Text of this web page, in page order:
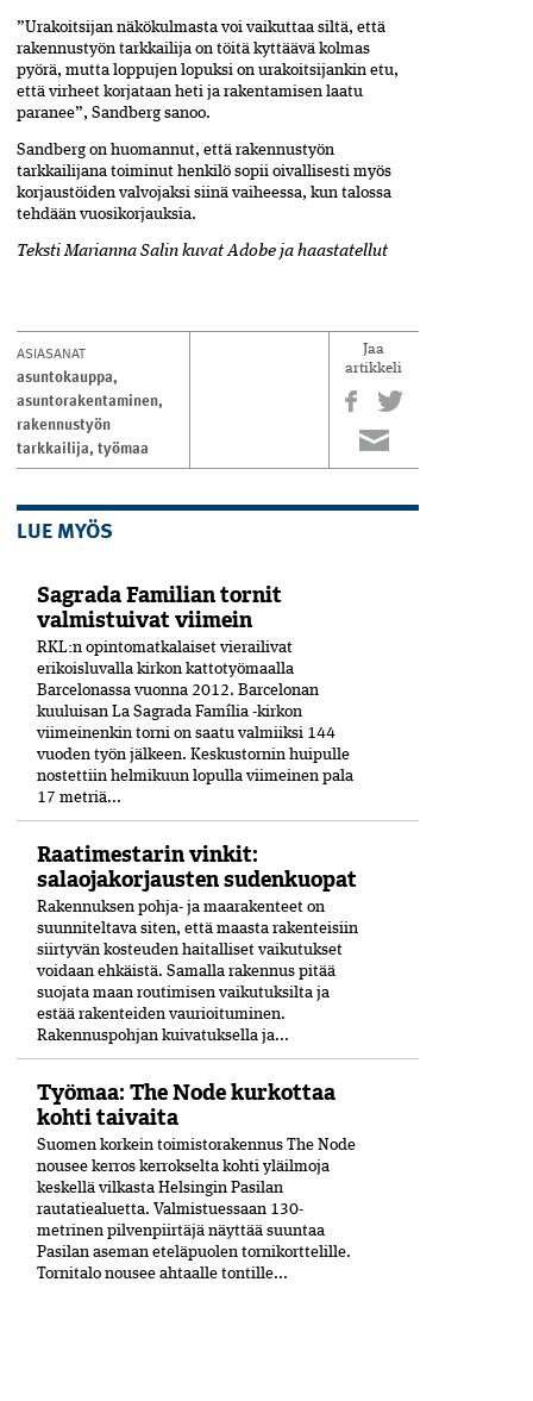
”Urakoitsijan näkökulmasta voi vaikuttaa siltä, että
rakennustyön tarkkailija on töitä kyttäävä kolmas
pyörä, mutta loppujen lopuksi on urakoitsijankin etu,
että virheet korjataan heti ja rakentamisen laatu
paranee”, Sandberg sanoo.
Sandberg on huomannut, että rakennustyön
tarkkailijana toiminut henkilö sopii oivallisesti myös
korjaustöiden valvojaksi siinä vaiheessa, kun talossa
tehdään vuosikorjauksia.
Teksti Marianna Salin kuvat Adobe ja haastatellut
ASIASANAT
asuntokauppa,
asuntorakentaminen,
rakennustyön
tarkkailija, työmaa
Jaa
artikkeli
LUE MYÖS
Sagrada Familian tornit
valmistuivat viimein
RKL:n opintomatkalaiset vierailivat
erikoisluvalla kirkon kattotyömaalla
Barcelonassa vuonna 2012. Barcelonan
kuuluisan La Sagrada Família -kirkon
viimeinenkin torni on saatu valmiiksi­ 144
vuoden työn jälkeen. Keskustornin huipulle
nostettiin helmikuun lopulla viimeinen pala
17 metriä...
Raatimestarin vinkit:
salaojakorjausten sudenkuopat
Rakennuksen pohja- ja maarakenteet on
suunniteltava siten, että maasta rakenteisiin
siirtyvän kosteuden haitalliset vaikutukset
voidaan ehkäistä. Samalla rakennus pitää
suojata maan routimisen vaikutuksilta ja
estää rakenteiden vaurioituminen.
Rakennuspohjan kuivatuksella ja...
Työmaa: The Node kurkottaa
kohti taivaita
Suomen korkein toimistorakennus The Node
nousee kerros kerrokselta kohti yläilmoja
keskellä vilkasta Helsingin Pasilan
rautatiealuetta. Valmistuessaan 130-
metrinen pilvenpiirtäjä näyttää suuntaa
Pasilan aseman eteläpuolen tornikorttelille.
Tornitalo nousee ahtaalle tontille...